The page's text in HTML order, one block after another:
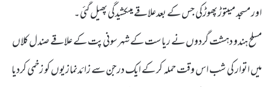
اور مسجد میںتوڑ پھوڑکی جس کے بعدعلاقے میںکشیدگی پھیل گئی۔
مسلح ہندو دہشت گردوں نے ریاست کے شہر سونی پت کے علاقے صندل کلاں
میں اتوار کی شب اس وقت حملہ کر کے ایک درجن سے زائدنمازیوں کو زخمی کردیا